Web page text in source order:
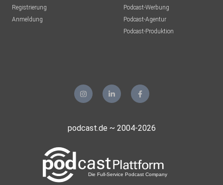
Registrierung
Anmeldung
Podcast-Werbung
Podcast-Agentur
Podcast-Produktion
podcast.de ~ 2004-2026